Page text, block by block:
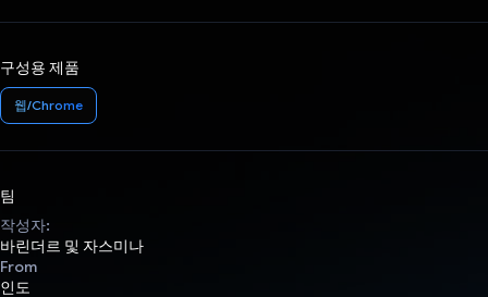
구성용 제품
웹/Chrome
팀
작성자:
바린더르 및 자스미나
From
인도